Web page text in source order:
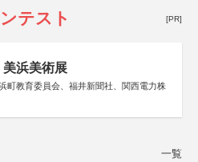
テスト [PR]
浜美術展
町教育委員会、福井新聞社、関西電力株
一覧